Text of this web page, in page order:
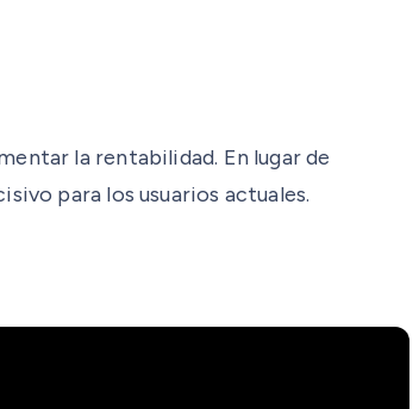
la rentabilidad. En lugar de
para los usuarios actuales.